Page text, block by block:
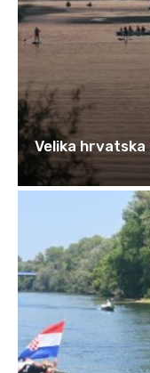
Velika